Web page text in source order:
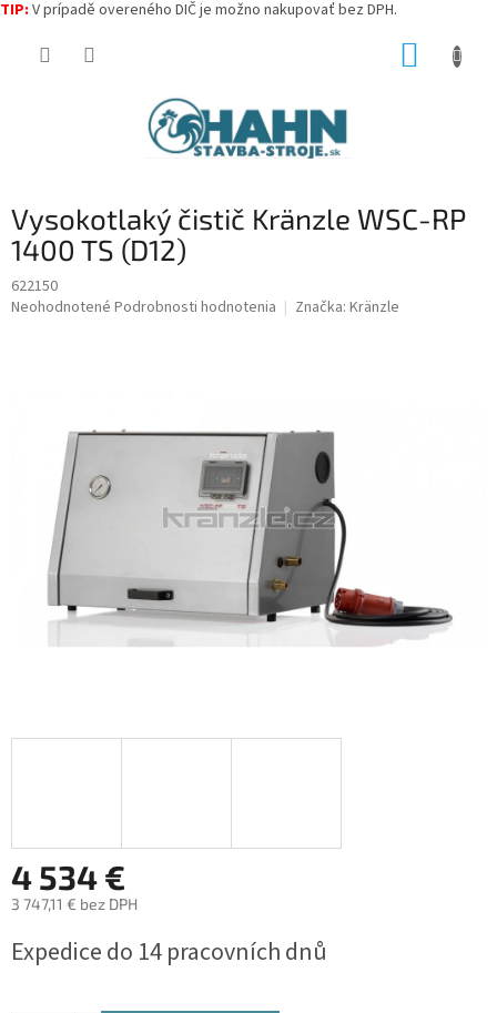
TIP: V prípadě overeného DIČ je možno nakupovať bez DPH.
Vysokotlaký čistič Kränzle WSC-RP
1400 TS (D12)
622150
Priemerné
hviezdičiek.
Neohodnotené Podrobnosti hodnotenia Značka: Kränzle
4 534 €
3 747,11 € bez DPH
cena:
Expedice do 14 pracovních dnů